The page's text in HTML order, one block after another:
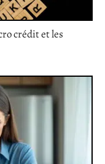
crédit et les